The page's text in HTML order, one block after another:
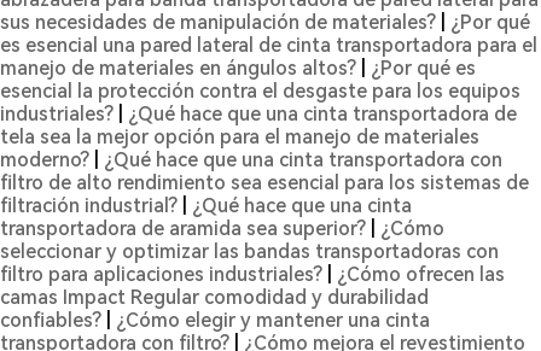
sus necesidades de manipulación de materiales?
¿Por qué
es esencial una pared lateral de cinta transportadora para el
manejo de materiales en ángulos altos?
¿Por qué es
esencial la protección contra el desgaste para los equipos
industriales?
¿Qué hace que una cinta transportadora de
tela sea la mejor opción para el manejo de materiales
moderno?
¿Qué hace que una cinta transportadora con
filtro de alto rendimiento sea esencial para los sistemas de
filtración industrial?
¿Qué hace que una cinta
transportadora de aramida sea superior?
¿Cómo
seleccionar y optimizar las bandas transportadoras con
filtro para aplicaciones industriales?
¿Cómo ofrecen las
camas Impact Regular comodidad y durabilidad
confiables?
¿Cómo elegir y mantener una cinta
transportadora con filtro?
¿Cómo mejora el revestimiento